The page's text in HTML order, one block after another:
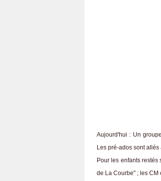
Aujourd'hui : Un
Les pré-ados sont
Pour les enfants
de La Courbe" ; les CM